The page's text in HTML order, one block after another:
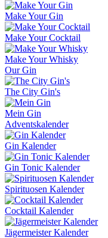
Make Your Gin
Make Your Cocktail
Make Your Whisky
Our Gin
The City Gin's
Mein Gin
Adventskalender
Gin Kalender
Gin Tonic Kalender
Spirituosen Kalender
Cocktail Kalender
Jägermeister Kalender